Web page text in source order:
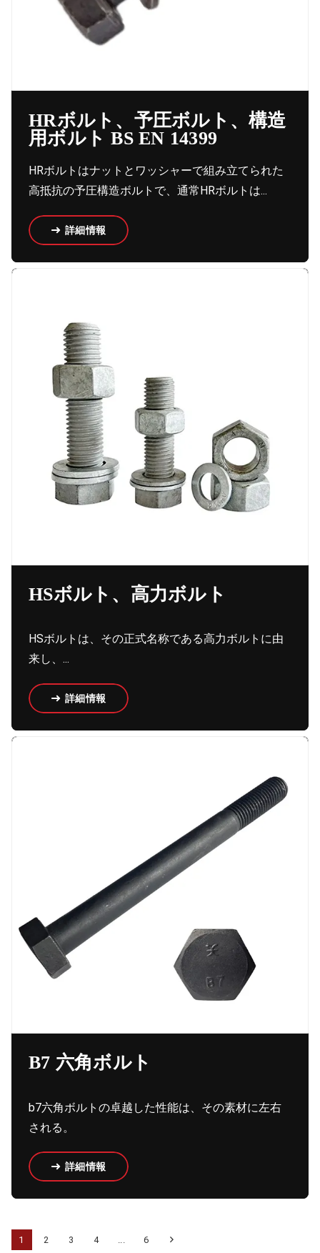
HRボルト、予圧ボルト、構造
用ボルト BS EN 14399
HRボルトはナットとワッシャーで組み立てられた
高抵抗の予圧構造ボルトで、通常HRボルトは...
詳細情報
HSボルト、高力ボルト
HSボルトは、その正式名称である高力ボルトに由
来し、...
詳細情報
B7 六角ボルト
b7六角ボルトの卓越した性能は、その素材に左右
される。
詳細情報
1 2 3 4 6